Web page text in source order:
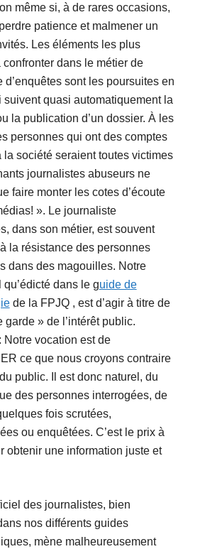
même si, à de rares occasions,
patience et malmener un
Les éléments les plus
dans le métier de
d’enquêtes sont les poursuites en
suivent quasi automatiquement la
la publication d’un dossier. À les
personnes qui ont des comptes
la société seraient toutes victimes
journalistes abuseurs ne
faire monter les cotes d’écoute
». Le journaliste
dans son métier, est souvent
la résistance des personnes
dans des magouilles. Notre
qu’édicté dans le guide de
de la FPJQ , est d’agir à titre de
garde » de l’intérêt public.
Notre vocation est de
ce que nous croyons contraire
public. Il est donc naturel, du
des personnes interrogées, de
fois scrutées,
ou enquêtées. C’est le prix à
obtenir une information juste et
des journalistes, bien
nos différents guides
mène malheureusement